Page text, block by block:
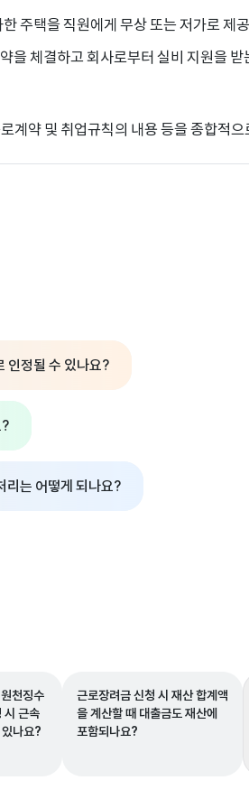
주택을 직원에게 무상 또는 저가로 제
을 체결하고 회사로부터 실비 지원을
계약 및 취업규칙의 내용 등을 종합적
인정될 수 있나요?
리는 어떻게 되나요?
천징수
시 근속
나요?
근로장려금 신청 시 재산 합계액
을 계산할 때 대출금도 재산에
포함되나요?